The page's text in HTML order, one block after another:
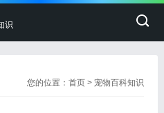
识
您的位置：首页 >宠物百科知识